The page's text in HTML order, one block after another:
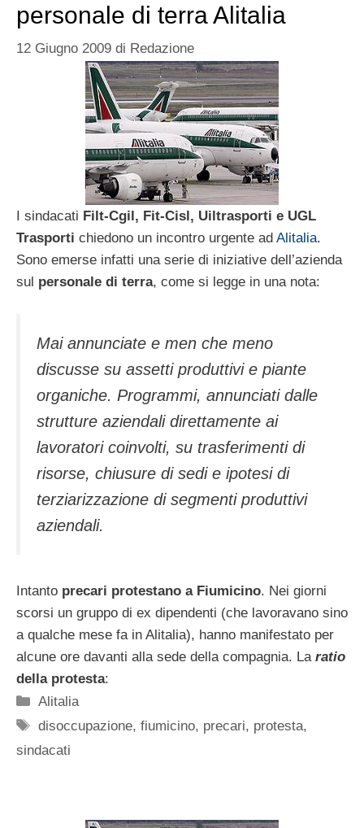
personale di terra Alitalia
12 Giugno 2009 di Redazione
I sindacati Filt-Cgil, Fit-Cisl, Uiltrasporti e UGL
Trasporti chiedono un incontro urgente ad Alitalia.
Sono emerse infatti una serie di iniziative dell’azienda
sul personale di terra, come si legge in una nota:
Mai annunciate e men che meno
discusse su assetti produttivi e piante
organiche. Programmi, annunciati dalle
strutture aziendali direttamente ai
lavoratori coinvolti, su trasferimenti di
risorse, chiusure di sedi e ipotesi di
terziarizzazione di segmenti produttivi
aziendali.
Intanto precari protestano a Fiumicino. Nei giorni
scorsi un gruppo di ex dipendenti (che lavoravano sino
a qualche mese fa in Alitalia), hanno manifestato per
alcune ore davanti alla sede della compagnia. La ratio
della protesta:
Categorie
Alitalia
Tag
disoccupazione,fiumicino, precari, protesta,
sindacati